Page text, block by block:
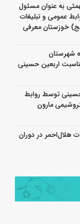
به عنوان مسئول
عمومی و تبلیغات
خوزستان معرفی
شهرستان
اربعین حسینی
توسط روابط
مارون
هلال‌احمر در دوران